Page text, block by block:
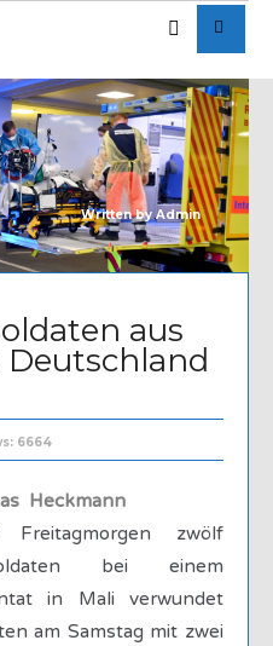
Written byAdmin
aus
6664
Heckmann
Freitagmorgen zwölf
bei einem
in Mali verwundet
am Samstag mit zwei